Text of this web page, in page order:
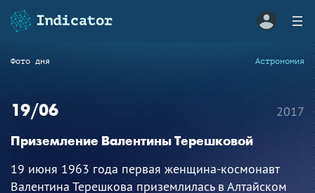
Фото дня Астрономия
19/06
Приземление Валентины Терешковой
19 июня 1963 года первая женщина-космонавт
Валентина Терешкова приземлилась в Алтайском
2017